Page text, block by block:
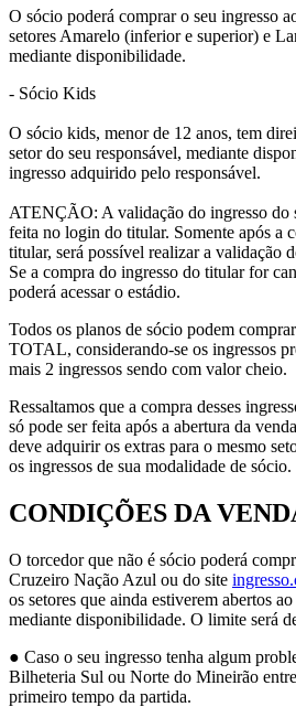
O sócio poderá comprar o seu ingresso
setores Amarelo (inferior e superior) e
mediante disponibilidade.
- Sócio Kids
O sócio kids, menor de 12 anos, tem
setor do seu responsável, mediante
ingresso adquirido pelo responsável.
ATENÇÃO: A validação do ingresso do
feita no login do titular. Somente após a
titular, será possível realizar a validação
Se a compra do ingresso do titular for
poderá acessar o estádio.
Todos os planos de sócio podem
TOTAL, considerando-se os ingressos
mais 2 ingressos sendo com valor cheio.
Ressaltamos que a compra desses
só pode ser feita após a abertura da
deve adquirir os extras para o mesmo
os ingressos de sua modalidade de sócio.
CONDIÇÕES DA
O torcedor que não é sócio poderá
Cruzeiro Nação Azul ou do site
os setores que ainda estiverem abertos
mediante disponibilidade. O limite será
● Caso o seu ingresso tenha algum
Bilheteria Sul ou Norte do Mineirão
primeiro tempo da partida.